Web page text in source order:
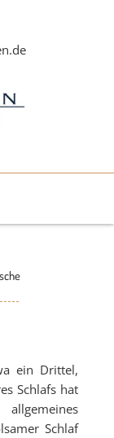
ein Drittel,
Schlafs hat
Schlaf